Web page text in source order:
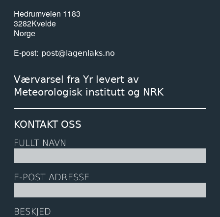
Hedrumveien 1183
3282Kvelde
Norge
E-post post@lagenlaks.no
Værvarsel fra Yr levert av
Meteorologisk institutt og NRK
KONTAKT OSS
FULLT NAVN
E-POST ADRESSE
BESKJED